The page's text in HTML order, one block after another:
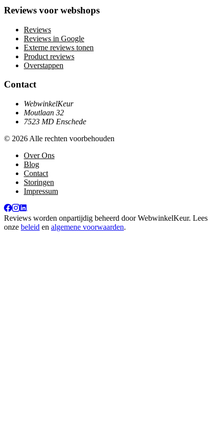
Reviews voor webshops
Reviews
Reviews in Google
Externe reviews tonen
Product reviews
Overstappen
Contact
WebwinkelKeur
Moutlaan 32
7523 MD Enschede
© 2026 Alle rechten voorbehouden
Over Ons
Blog
Contact
Storingen
Impressum
Reviews worden onpartijdig beheerd doorWebwinkelKeur. Lees
onze beleid en algemene voorwaarden.